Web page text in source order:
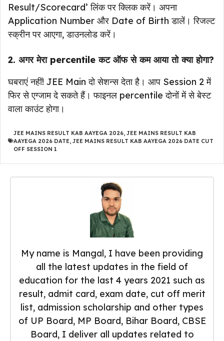
Result/Scorecard’ लिंक पर क्लिक करें। अपना
Application Number और Date of Birth डालें। रिजल्ट
स्क्रीन पर आएगा, डाउनलोड करें।
2. अगर मेरा percentile कट ऑफ से कम आया तो क्या होगा?
घबराएं नहीं! JEE Main दो सेशन्स देता है। आप Session 2 में
फिर से एग्जाम दे सकते हैं। फाइनल percentile दोनों में से बेस्ट
वाला काउंट होगा।
JEE MAINS RESULT KAB AAYEGA 2026 JEE MAINS RESULT KAB
AAYEGA 2026 DATE JEE MAINS RESULT KAB AAYEGA 2026 DATE CUT
OFF SESSION 1
My name is Mangal, I have been providing
all the latest updates in the field of
education for the last 4 years 2021 such as
result, admit card, exam date, cut off merit
list, admission scholarship and other types
of UP Board, MP Board, Bihar Board, CBSE
Board, I deliver all updates related to